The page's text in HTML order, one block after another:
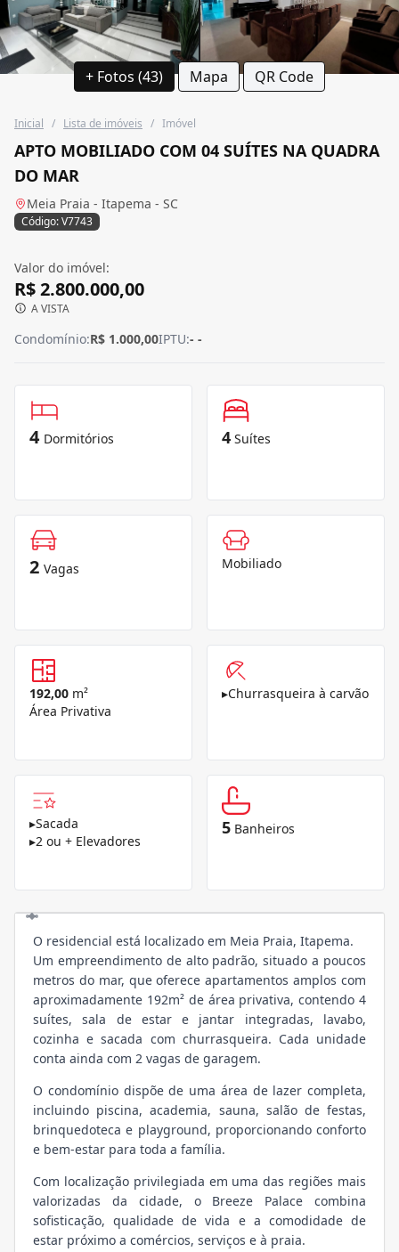
+ Fotos (43) Mapa QR Code
Inicial / Lista de imóveis / Imóvel
APTO MOBILIADO COM 04 SUÍTES NA QUADRA
DO MAR
Meia Praia - Itapema - SC
Código: V7743
Valor do imóvel:
R$ 2.800.000,00
A VISTA
Condomínio:R$ 1.000,00IPTU:- -
4 Dormitórios 4 Suítes
2 Vagas Mobiliado
192,00 m²
Área Privativa
▸Churrasqueira à carvão
▸Sacada
▸2 ou + Elevadores
5 Banheiros
O residencial está localizado em Meia Praia, Itapema.
Um empreendimento de alto padrão, situado a poucos
metros do mar, que oferece apartamentos amplos com
aproximadamente 192m² de área privativa, contendo 4
suítes, sala de estar e jantar integradas, lavabo,
cozinha e sacada com churrasqueira. Cada unidade
conta ainda com 2 vagas de garagem.
O condomínio dispõe de uma área de lazer completa,
incluindo piscina, academia, sauna, salão de festas,
brinquedoteca e playground, proporcionando conforto
e bem-estar para toda a família.
Com localização privilegiada em uma das regiões mais
valorizadas da cidade, o Breeze Palace combina
sofisticação, qualidade de vida e a comodidade de
estar próximo a comércios, serviços e à praia.